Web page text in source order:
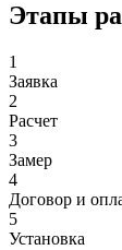
Этапы
1
Заявка
2
Расчет
3
Замер
4
Договор и
5
Установка